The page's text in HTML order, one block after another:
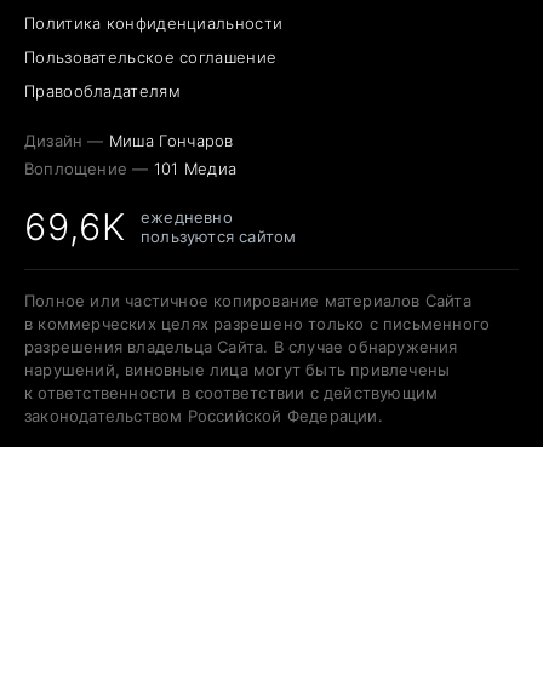
Политика конфиденциальности
Пользовательское соглашение
Правообладателям
Дизайн — Миша Гончаров
Воплощение — 101 Медиа
69,6K
ежедневно
пользуются сайтом
Полное или частичное копирование материалов Сайта
в коммерческих целях разрешено только с письменного
разрешения владельца Сайта. В случае обнаружения
нарушений, виновные лица могут быть привлечены
к ответственности в соответствии с действующим
законодательством Российской Федерации.